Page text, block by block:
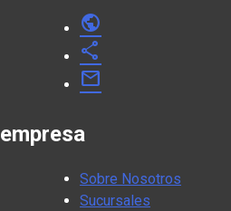
public
share
mail
empresa
Sobre Nosotros
Sucursales